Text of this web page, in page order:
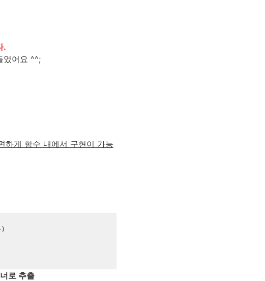
.
었어요 ^^;
하게 함수 내에서 구현이 가능
로 추출